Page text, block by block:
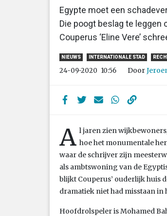
Egypte moet een
Die poogt beslag te leggen
Couperus ‘Eline Vere’
NIEUWS INTERNATIONALE STAD
24-09-2020 10:56 Door
A l jaren zien
hoe het monumentale
waar de schrijver zijn
als ambtswoning van de
blijkt Couperus’ ouderlijk huis
dramatiek niet had misstaan
Hoofdrolspeler is Mohamed